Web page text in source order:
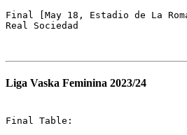
Final [May 18, Estadio de La
Real Sociedad
Liga Vaska Feminina 2023/24
Final Table: